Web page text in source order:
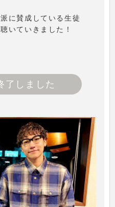
に賛成している生徒
いていきました！
了しました